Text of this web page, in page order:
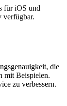
für iOS und
verfügbar.
die
mit Beispielen.
zu verbessern.